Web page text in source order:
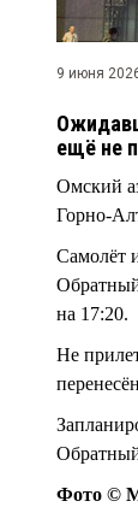
9 июня
ещё не
Омский
Горно-
Самолёт
на 17:20.
Не
Фото ©